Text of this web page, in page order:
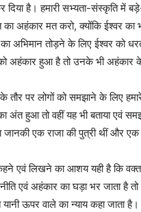
है। हमारी सभ्यता-संस्कृति में
का अहंकार मत करो, क्योंकि ईश्वर
का अभिमान तोड़ने के लिए ईश्वर को
अहंकार हुआ है तो उनके भी अहंकार के
तौर पर लोगों को समझाने के लिए
अंत हुआ तो वहीं यह भी बताया एवं
जानकी एक राजा की पुत्री थीं और
एवं लिखने का आशय यही है कि वक्त
एवं अहंकार का घड़ा भर जाता है
ऊपर वाले का न्याय कहा जाता है।